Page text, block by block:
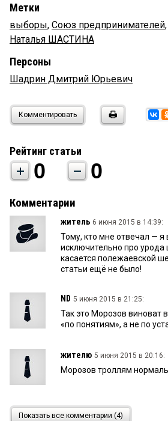
Метки
выборы, Союз предпринимателей,
Наталья ШАСТИНА
Персоны
Шадрин Дмитрий Юрьевич
Комментировать
Рейтинг статьи
0 0
Комментарии
житель 6 июня 2015 в 14:39:
Тому, кто мне отвечал — я
исключительно про урода
касается полежаевской
статьи ещё не было!
ND 5 июня 2015 в 21:25:
Так это Морозов виноват
«по понятиям», а не по
жителю 5 июня 2015 в 20:16:
Морозов троллям
5 июня 2015 в 15:41:
Показать все комментарии (4)